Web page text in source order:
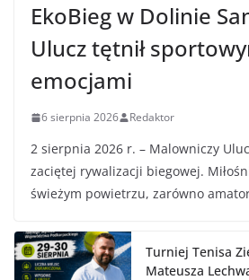
EkoBieg w Dolinie
Ulucz tętnił
emocjami
6 sierpnia 2026 Redaktor
2 sierpnia 2026 r. – Malowniczy
zaciętej rywalizacji biegowej.
świeżym powietrzu, zarówno
Turniej Tenisa
Mateusza